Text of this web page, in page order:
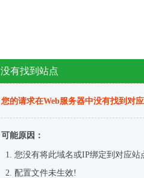
没有找到站点
您的请求在Web服务器中没有找到对
可能原因：
您没有将此域名或IP绑定到对应站
配置文件未生效!